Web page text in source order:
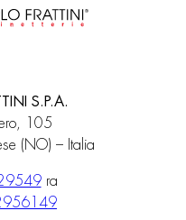
S.P.A.
105
(NO) – Italia
ra